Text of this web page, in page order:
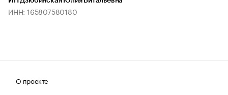
ИНН: 165807580180
О проекте